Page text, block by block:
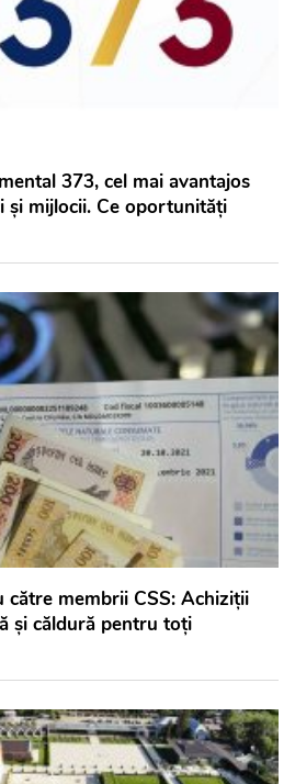
373, cel mai avantajos
și mijlocii. Ce oportunități
către membrii CSS: Achiziții
și căldură pentru toți